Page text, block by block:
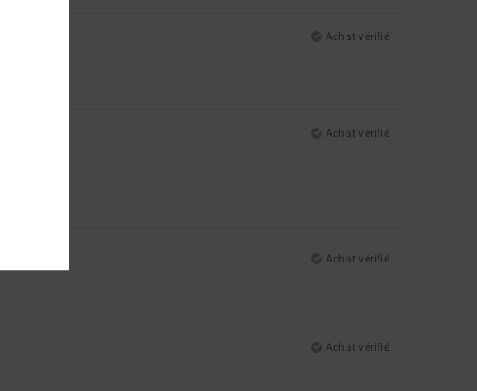
Achat vérifié
Achat vérifié
Achat vérifié
Achat vérifié